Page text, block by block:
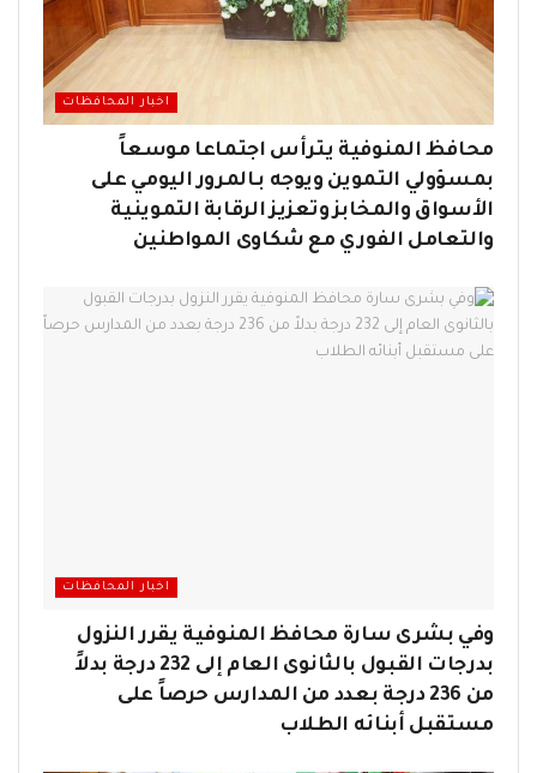
اخبار المحافظات
محافظ المنوفية يترأس اجتماعا موسعاً
بمسؤولي التموين ويوجه بـالمرور اليومي على
الأسواق والمخابز وتعزيز الرقابة التموينية
والتعامل الفوري مع شكاوى المواطنين
اخبار المحافظات
وفي بشرى سارة محافظ المنوفية يقرر النزول
بدرجات القبول بالثانوى العام إلى 232 درجة بدلاً
من 236 درجة بعدد من المدارس حرصاً على
مستقبل أبنائه الطلاب